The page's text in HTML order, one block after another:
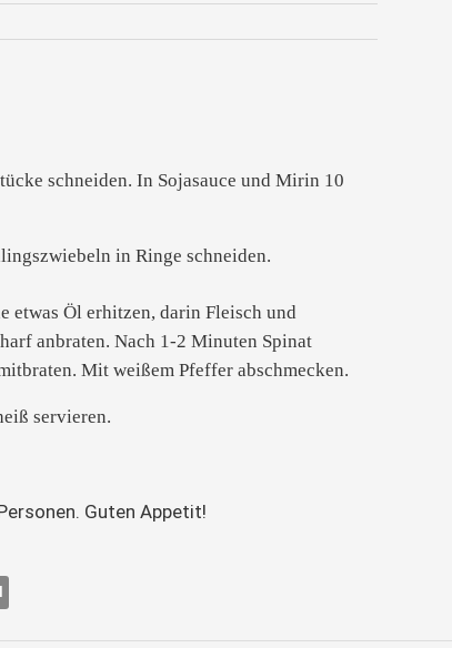
schneiden. In Sojasauce und Mirin 10
in Ringe schneiden.
etwas Öl erhitzen, darin Fleisch und
anbraten. Nach 1-2 Minuten Spinat
Mit weißem Pfeffer abschmecken.
servieren.
Guten Appetit!